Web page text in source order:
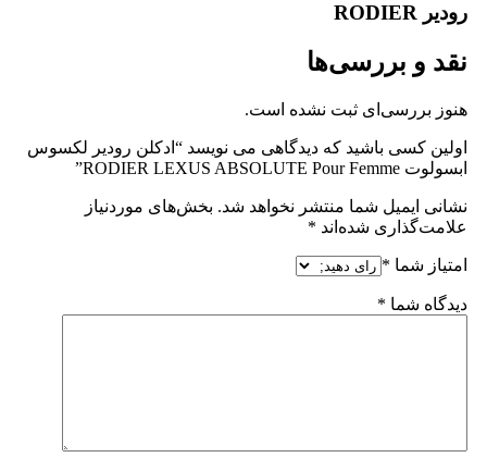
رودیر RODIER
نقد و بررسی‌ها
هنوز بررسی‌ای ثبت نشده است.
اولین کسی باشید که دیدگاهی می نویسد “ادکلن رودیر لکسوس
ابسولوت RODIER LEXUS ABSOLUTE Pour Femme”
نشانی ایمیل شما منتشر نخواهد شد. بخش‌های موردنیاز
علامت‌گذاری شده‌اند *
امتیاز شما *
دیدگاه شما *